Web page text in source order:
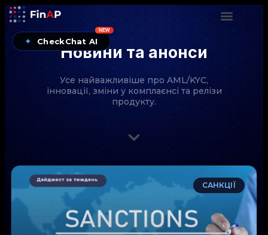
✦ CheckChat AI
NEW
Новини та анонси
Усе найважливіше про AML/KYC,
інновації, зміни у комплаєнсі та релізи
продукту.
САНКЦІЇ